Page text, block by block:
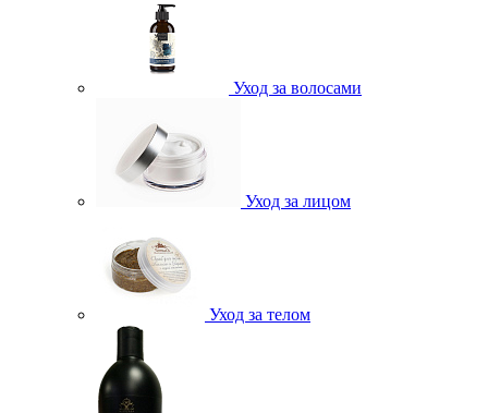
Уход за волосами
Уход за лицом
Уход за телом